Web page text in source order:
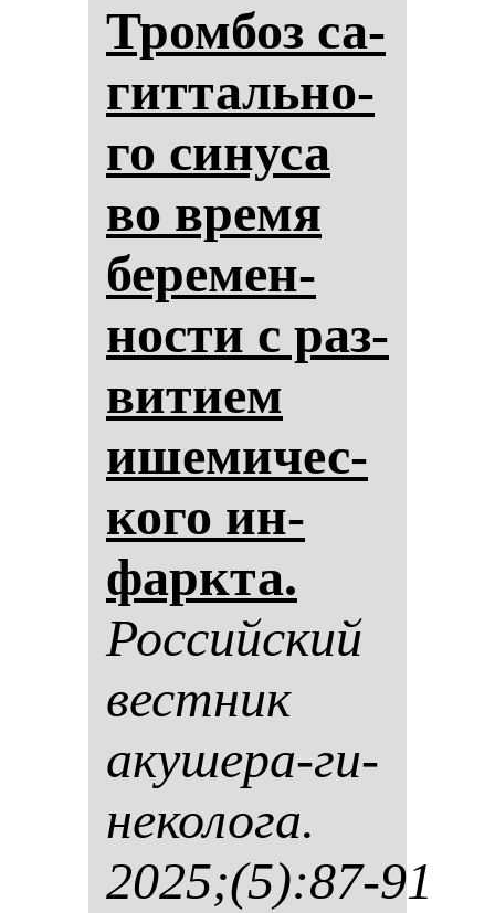
Тром­боз са­
гит­таль­но­
го си­ну­са
во вре­мя
бе­ре­мен­
нос­ти с раз­
ви­ти­ем
ише­ми­чес­
ко­го ин­
фар­кта.
Рос­сий­ский
вес­тник
аку­ше­ра-ги­
не­ко­ло­га.
2025;(5):87-91